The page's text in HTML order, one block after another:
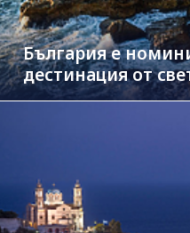
България е
дестинация от